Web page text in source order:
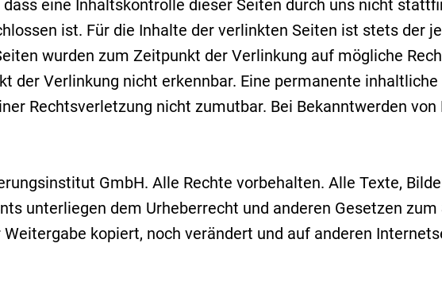
eine Inhaltskontrolle dieser Seiten durch uns nicht
ist. Für die Inhalte der verlinkten Seiten ist stets der
wurden zum Zeitpunkt der Verlinkung auf mögliche
der Verlinkung nicht erkennbar. Eine permanente
Rechtsverletzung nicht zumutbar. Bei Bekanntwerden
GmbH. Alle Rechte vorbehalten. Alle Texte,
unterliegen dem Urheberrecht und anderen Gesetzen
kopiert, noch verändert und auf anderen